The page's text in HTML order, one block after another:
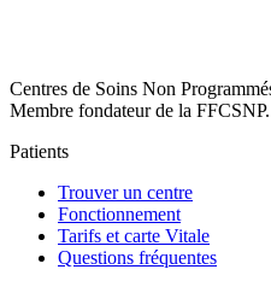
Centres de Soins Non
Membre fondateur de la FFCSNP.
Patients
Trouver un centre
Fonctionnement
Tarifs et carte Vitale
Questions fréquentes